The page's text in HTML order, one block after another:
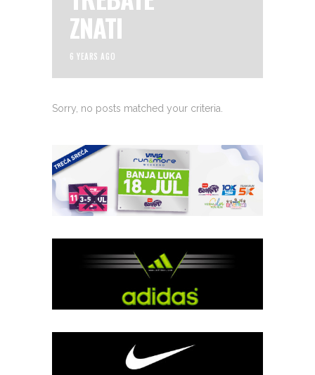
ZNATI
6 YEARS AGO
Sorry, no posts matched your criteria.